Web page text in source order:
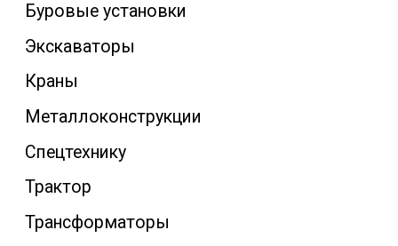
Звонок по РФ бесплатно
Заказать звонок
Буровые установки
Экскаваторы
Краны
Металлоконструкции
Спецтехнику
Трактор
Трансформаторы